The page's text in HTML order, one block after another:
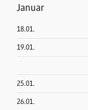
Januar
18.01.
19.01.
25.01.
26.01.